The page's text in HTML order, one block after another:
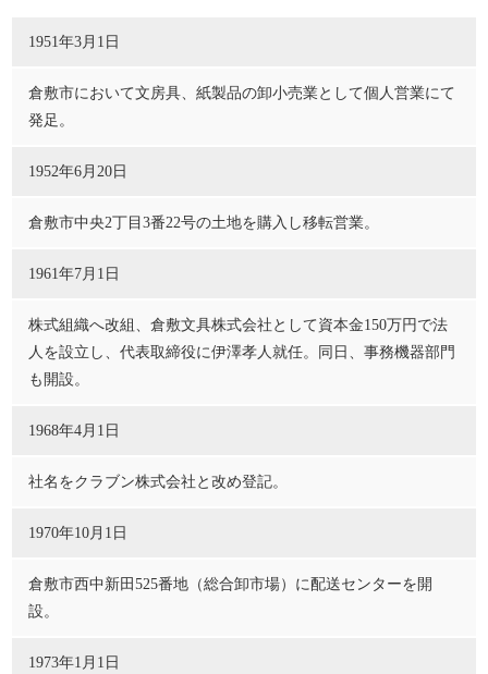
1951年3月1日
倉敷市において文房具、紙製品の卸小売業として個人営業にて
発足。
1952年6月20日
倉敷市中央2丁目3番22号の土地を購入し移転営業。
1961年7月1日
株式組織へ改組、倉敷文具株式会社として資本金150万円で法
人を設立し、代表取締役に伊澤孝人就任。同日、事務機器部門
も開設。
1968年4月1日
社名をクラブン株式会社と改め登記。
1970年10月1日
倉敷市西中新田525番地（総合卸市場）に配送センターを開
設。
1973年1月1日